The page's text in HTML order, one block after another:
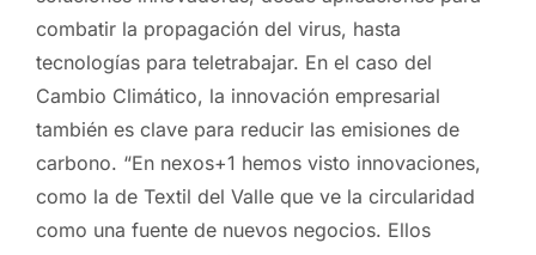
combatir la propagación del virus, hasta
tecnologías para teletrabajar. En el caso del
Cambio Climático, la innovación empresarial
también es clave para reducir las emisiones de
carbono. “En nexos+1 hemos visto innovaciones,
como la de Textil del Valle que ve la circularidad
como una fuente de nuevos negocios. Ellos